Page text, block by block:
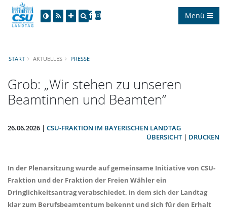
Menü
START AKTUELLES PRESSE
Grob: „Wir stehen zu unseren
Beamtinnen und Beamten“
26.06.2026 | CSU-FRAKTION IM BAYERISCHEN LANDTAG
ÜBERSICHT| DRUCKEN
In der Plenarsitzung wurde auf gemeinsame Initiative von CSU-
Fraktion und der Fraktion der Freien Wähler ein
Dringlichkeitsantrag verabschiedet, in dem sich der Landtag
klar zum Berufsbeamtentum bekennt und sich für den Erhalt